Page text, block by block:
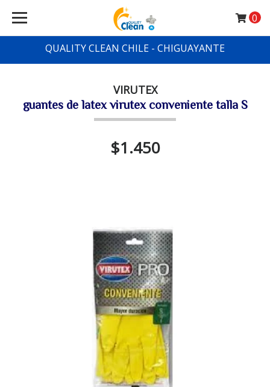
QUALITY CLEAN CHILE - CHIGUAYANTE
0
VIRUTEX
guantes de latex virutex conveniente talla S
$1.450